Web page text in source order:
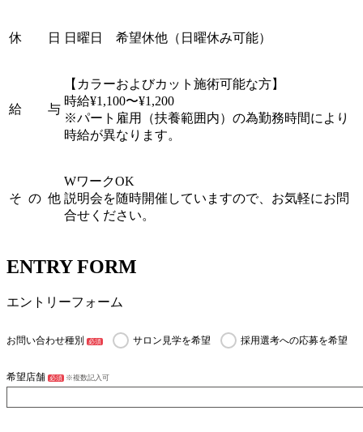
休 日 日曜日 希望休他（日曜休み可能）
給 与
【カラーおよびカット施術可能な方】
時給¥1,100〜¥1,200
※パート雇用（扶養範囲内）の為勤務時間により
時給が異なります。
そ の 他
WワークOK
説明会を随時開催していますので、お気軽にお問
合せください。
ENTRY FORM
エントリーフォーム
お問い合わせ種別 必須 サロン見学を希望 採用選考への応募を希望
希望店舗 必須 ※複数記入可